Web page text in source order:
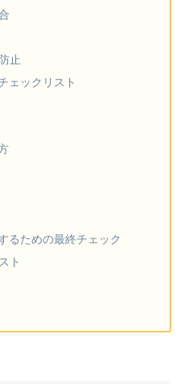
止
ェックリスト
るための最終チェック
ト